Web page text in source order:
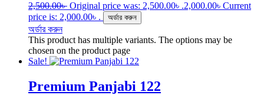
2,500.00৳ Original price was: 2,500.00৳ .2,000.00৳ Current
price is: 2,000.00৳ .
অর্ডার করুন
অর্ডার করুন
This product has multiple variants. The options may be
chosen on the product page
Sale!
Premium Panjabi 122